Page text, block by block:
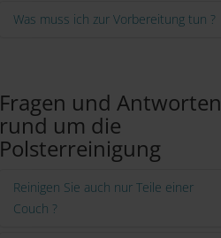
Was muss ich zur Vorbereitung tun ?
Fragen und Antworten
rund um die
Polsterreinigung
Reinigen Sie auch nur Teile einer
Couch ?